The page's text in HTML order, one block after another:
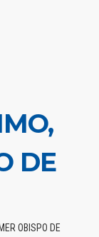
DE
OBISPO DE